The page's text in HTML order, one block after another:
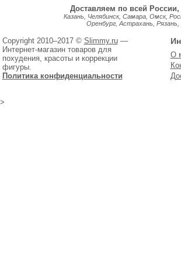
Доставляем по всей России,
Казань, Челябинск, Самара, Омск,
Оренбург, Астрахань,
Copyright 2010–2017 © Slimmy.ru—
Интернет-магазин товаров для
похудения, красоты и коррекции
фигуры.
Политика конфиденциальности
О
>